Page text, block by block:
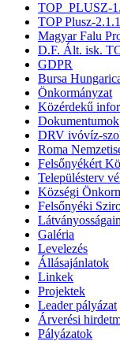
TOP_PLUSZ-
TOP Plusz-
Magyar Falu
D.F. Ált. isk.
GDPR
Bursa
Önkormányzat
Közérdekű
Dokumentumok
DRV ivóvíz-
Roma
Felsőnyékért
Településterv
Községi
Felsőnyéki
Galéria
Levelezés
Állásajánlatok
Linkek
Projektek
Leader pályázat
Árverési
Pályázatok